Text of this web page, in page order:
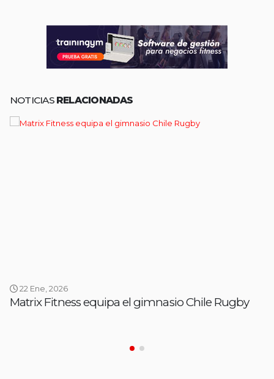
NOTICIAS RELACIONADAS
22 Ene, 2026
Matrix Fitness equipa el gimnasio Chile Rugby